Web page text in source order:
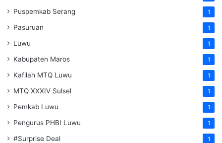
Puspemkab Serang 1
Pasuruan 1
Luwu 1
Kabupaten Maros 1
Kafilah MTQ Luwu 1
MTQ XXXIV Sulsel 1
Pemkab Luwu 1
Pengurus PHBI Luwu 1
#Surprise Deal 1